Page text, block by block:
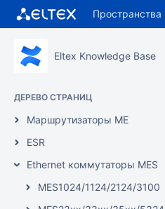
Пространства
Eltex Knowledge Base
ДЕРЕВО СТРАНИЦ
Маршрутизаторы ME
ESR
Ethernet коммутаторы MES
MES1024/1124/2124/3100